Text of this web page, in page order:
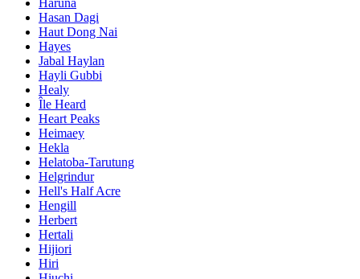
Hasan Dagi
Haut Dong Nai
Hayes
Jabal Haylan
Hayli Gubbi
Healy
Île Heard
Heart Peaks
Heimaey
Hekla
Helatoba-Tarutung
Helgrindur
Hell's Half Acre
Hengill
Herbert
Hertali
Hijiori
Hiri